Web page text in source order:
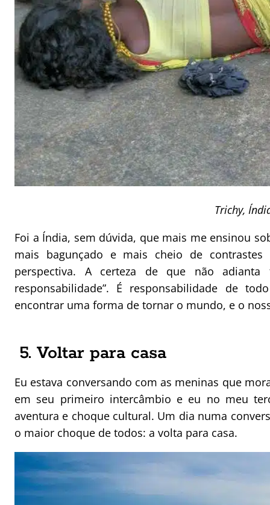
Trichy,
Foi a Índia, sem dúvida, que mais me ensinou
mais bagunçado e mais cheio de
perspectiva. A certeza de que não
responsabilidade”. É responsabilidade de
encontrar uma forma de tornar o mundo, e o
5. Voltar para casa
Eu estava conversando com as meninas que
em seu primeiro intercâmbio e eu no meu
aventura e choque cultural. Um dia numa
o maior choque de todos: a volta para casa.